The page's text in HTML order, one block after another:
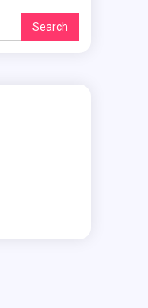
Search
for: